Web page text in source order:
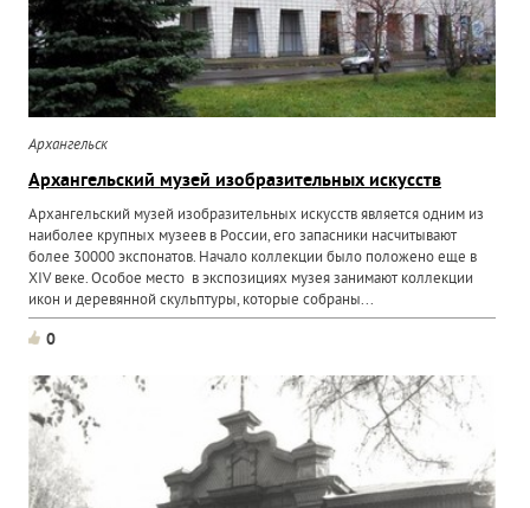
Архангельск
Архангельский музей изобразительных искусств
Архангельский музей изобразительных искусств является одним из
наиболее крупных музеев в России, его запасники насчитывают
более 30000 экспонатов. Начало коллекции было положено еще в
XIV веке. Особое место в экспозициях музея занимают коллекции
икон и деревянной скульптуры, которые собраны...
0